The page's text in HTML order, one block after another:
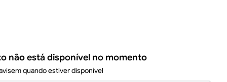
não está disponível no momento
quando estiver disponível